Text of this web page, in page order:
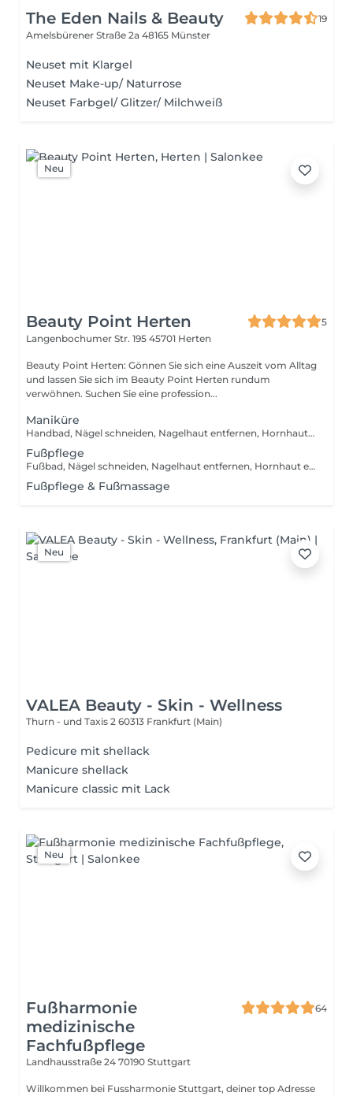
The Eden Nails & Beauty
19
Amelsbürener Straße 2a 48165 Münster
Neuset mit Klargel
Neuset Make-up/ Naturrose
Neuset Farbgel/ Glitzer/ Milchweiß
Neu
Beauty Point Herten
5
Langenbochumer Str. 195 45701 Herten
Beauty Point Herten: Gönnen Sie sich eine Auszeit vom Alltag
und lassen Sie sich im Beauty Point Herten rundum
verwöhnen. Suchen Sie eine profession...
Maniküre
Handbad, Nägel schneiden, Nagelhaut entfernen, Hornhaut entfernen, Nagelöl auftragen, Handcreme einmassieren
Fußpflege
Fußbad, Nägel schneiden, Nagelhaut entfernen, Hornhaut entfernen, Nagelöl auftragen, Fußschaum einmassieren
Fußpflege & Fußmassage
Neu
VALEA Beauty - Skin - Wellness
Thurn - und Taxis 2 60313 Frankfurt (Main)
Pedicure mit shellack
Manicure shellack
Manicure classic mit Lack
Neu
Fußharmonie
medizinische
Fachfußpflege
64
Landhausstraße 24 70190 Stuttgart
Willkommen bei Fussharmonie Stuttgart, deiner top Adresse